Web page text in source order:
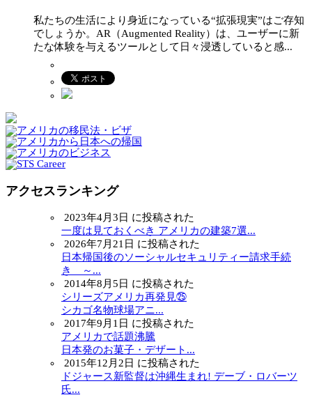
私たちの生活により身近になっている“拡張現実”はご存知
でしょうか。AR（Augmented Reality）は、ユーザーに新
たな体験を与えるツールとして日々浸透していると感...
アクセスランキング
2023年4月3日 に投稿された
一度は見ておくべき アメリカの建築7選...
2026年7月21日 に投稿された
日本帰国後のソーシャルセキュリティー請求手続
き ～...
2014年8月5日 に投稿された
シリーズアメリカ再発見㉕
シカゴ名物球場アニ...
2017年9月1日 に投稿された
アメリカで話題沸騰
日本発のお菓子・デザート...
2015年12月2日 に投稿された
ドジャース新監督は沖縄生まれ! デーブ・ロバーツ
氏...